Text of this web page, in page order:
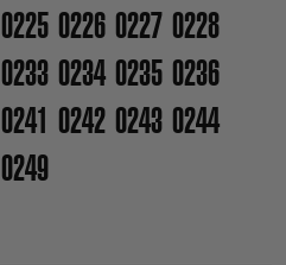
0225 0226 0227 0228
0233 0234 0235 0236
0241 0242 0243 0244
0249